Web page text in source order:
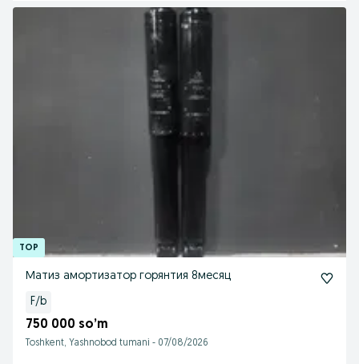
Матиз амортизатор горянтия 8месяц
F/b
750 000 so’m
Toshkent, Yashnobod tumani - 07/08/2026